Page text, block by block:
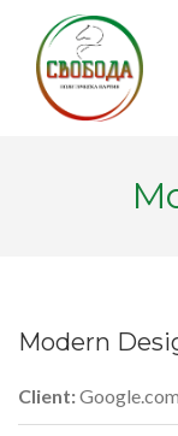
Modern
Client:Google.com